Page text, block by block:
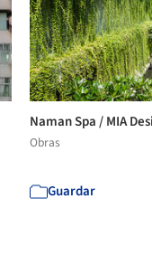
Naman Spa / MIA
Obras
Guardar